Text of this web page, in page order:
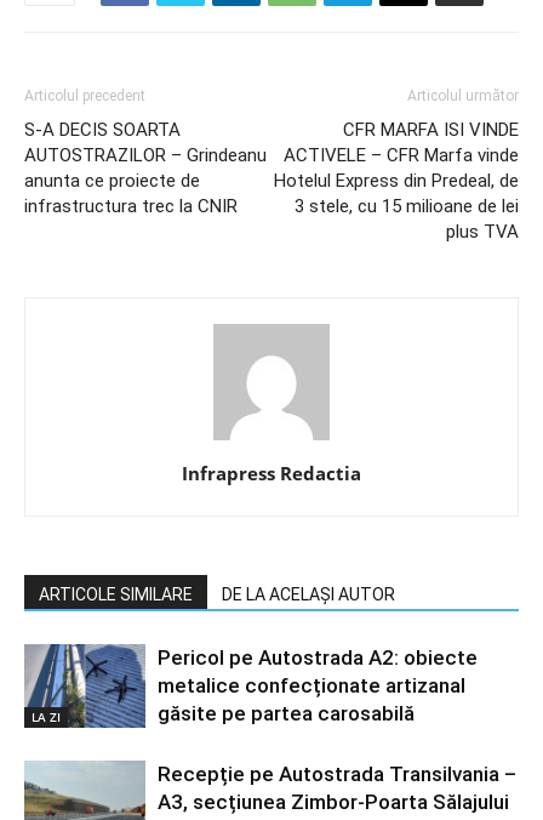
Articolul precedent
S-A DECIS SOARTA
AUTOSTRAZILOR – Grindeanu
anunta ce proiecte de
infrastructura trec la CNIR
Articolul următor
CFR MARFA ISI VINDE
ACTIVELE – CFR Marfa vinde
Hotelul Express din Predeal, de
3 stele, cu 15 milioane de lei
plus TVA
Infrapress Redactia
ARTICOLE SIMILARE DE LA ACELAȘI AUTOR
LA ZI
Pericol pe Autostrada A2: obiecte
metalice confecționate artizanal
găsite pe partea carosabilă
Recepție pe Autostrada Transilvania –
A3, secțiunea Zimbor-Poarta Sălajului